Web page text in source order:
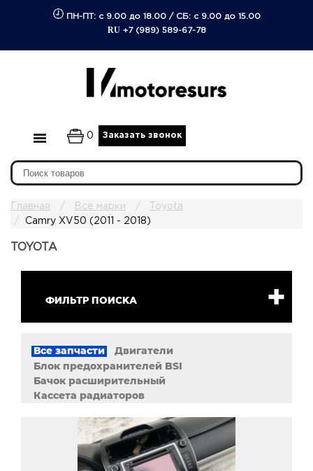
ПН-ПТ: с 9.00 до 18.00/ СБ: с 9.00 до 15.00
RU +7 (989) 589-67-78
0 Заказать звонок
Главная Все марки
Toyota
Camry XV50 (2011 - 2018)
TOYOTA
ФИЛЬТР ПОИСКА
Все запчасти
Двигатели
Блок предохранителей BSI
Бачок расширительный
Кассета радиаторов
Фары передние
Панель передняя салона (торпедо)
Магнитола